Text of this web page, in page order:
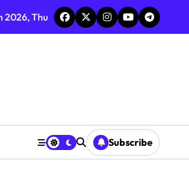
2026, Thu
Subscribe